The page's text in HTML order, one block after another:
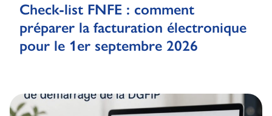
Check-list FNFE : comment
préparer la facturation électronique
pour le 1er septembre 2026